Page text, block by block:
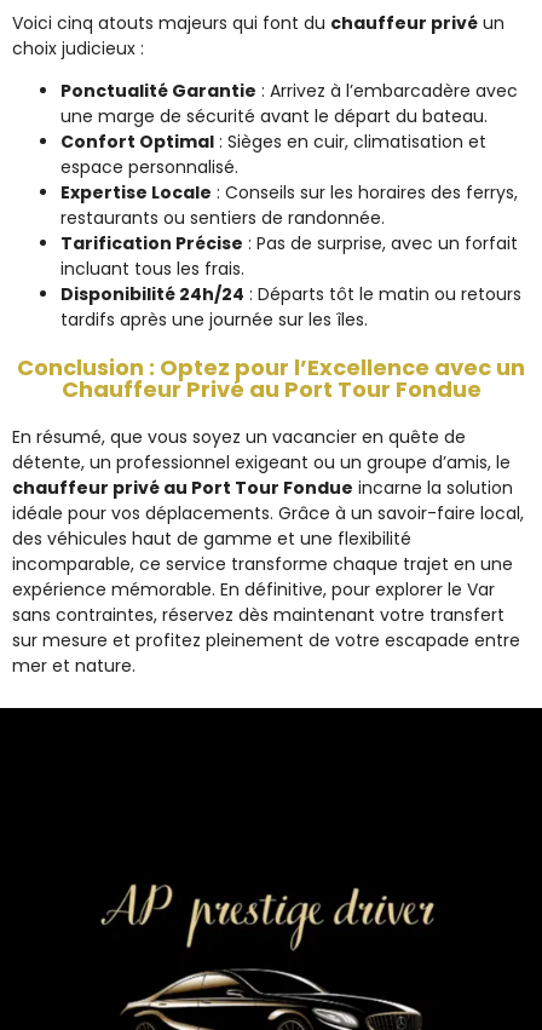
Voici cinq atouts majeurs qui font du chauffeur privé un
choix judicieux :
Ponctualité Garantie : Arrivez à l’embarcadère avec
une marge de sécurité avant le départ du bateau.
Confort Optimal : Sièges en cuir, climatisation et
espace personnalisé.
Expertise Locale : Conseils sur les horaires des ferrys,
restaurants ou sentiers de randonnée.
Tarification Précise : Pas de surprise, avec un forfait
incluant tous les frais.
Disponibilité 24h/24 : Départs tôt le matin ou retours
tardifs après une journée sur les îles.
Conclusion : Optez pour l’Excellence avec un
Chauffeur Privé au Port Tour Fondue
En résumé, que vous soyez un vacancier en quête de
détente, un professionnel exigeant ou un groupe d’amis, le
chauffeur privé au Port Tour Fondue incarne la solution
idéale pour vos déplacements. Grâce à un savoir-faire local,
des véhicules haut de gamme et une flexibilité
incomparable, ce service transforme chaque trajet en une
expérience mémorable. En définitive, pour explorer le Var
sans contraintes, réservez dès maintenant votre transfert
sur mesure et profitez pleinement de votre escapade entre
mer et nature.